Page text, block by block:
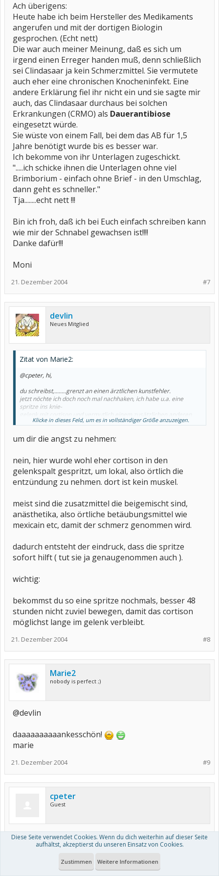
Ach überigens:
Heute habe ich beim Hersteller des Medikaments
angerufen und mit der dortigen Biologin
gesprochen. (Echt nett)
Die war auch meiner Meinung, daß es sich um
irgend einen Erreger handen muß, denn schließlich
sei Clindasaar ja kein Schmerzmittel. Sie vermutete
auch eher eine chronischen Knocheninfekt. Eine
andere Erklärung fiel ihr nicht ein und sie sagte mir
auch, das Clindasaar durchaus bei solchen
Erkrankungen (CRMO) als Dauerantibiose
eingesetzt würde.
Sie wüste von einem Fall, bei dem das AB für 1,5
Jahre benötigt wurde bis es besser war.
Ich bekomme von ihr Unterlagen zugeschickt.
".....ich schicke ihnen die Unterlagen ohne viel
Brimborium - einfach ohne Brief - in den Umschlag,
dann geht es schneller."
Tja........echt nett !!!
Bin ich froh, daß ich bei Euch einfach schreiben kann
wie mir der Schnabel gewachsen ist!!!!
Danke dafür!!!
Moni
#7
21. Dezember 2004
devlin
Neues Mitglied
Zitat von Marie2:
@cpeter, hi,
du schreibst,........grenzt an einen ärztlichen kunstfehler.
jetzt nöchte ich doch noch mal nachhaken, ich habe u.a. eine
spritze ins knie-
gelenk mit cortison und vermutlich einem zusätzlichen anderen
mittel bekommen. wäre das intramuskulär? dass das ein
übrigens klasse geholfen) es wäre nett, wenn du mir
hier auf die sprünge helfen könntest, ich habe eben doch nur ein
verständnis.
lg marie
Klicke in dieses Feld, um es in vollständiger Größe anzuzeigen.
um dir die angst zu nehmen:
nein, hier wurde wohl eher cortison in den
gelenkspalt gespritzt, um lokal, also örtlich die
entzündung zu nehmen. dort ist kein muskel.
meist sind die zusatzmittel die beigemischt sind,
anästhetika, also örtliche betäubungsmittel wie
mexicain etc, damit der schmerz genommen wird.
dadurch entsteht der eindruck, dass die spritze
sofort hilft ( tut sie ja genaugenommen auch ).
wichtig:
bekommst du so eine spritze nochmals, besser 48
stunden nicht zuviel bewegen, damit das cortison
möglichst lange im gelenk verbleibt.
#8
21. Dezember 2004
Marie2
nobody is perfect ;)
@devlin
daaaaaaaaaankesschön!
marie
#9
21. Dezember 2004
cpeter
Guest
Hi Marie2,
Cortison-Spritzen in ein Gelenk (intraartikuläre
Gabe) oder Cortison-Kurzinfusionen in eine Vene
Diese Seite verwendet Cookies. Wenn du dich weiterhin auf dieser Seite
aufhältst, akzeptierst du unseren Einsatz von Cookies.
Zustimmen Weitere Informationen